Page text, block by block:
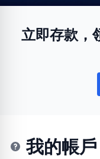
立即存款，
我的帳戶